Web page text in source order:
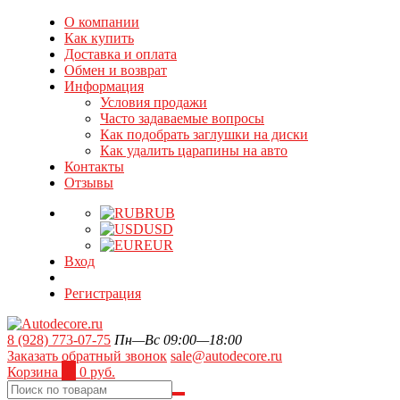
О компании
Как купить
Доставка и оплата
Обмен и возврат
Информация
Условия продажи
Часто задаваемые вопросы
Как подобрать заглушки на диски
Как удалить царапины на авто
Контакты
Отзывы
RUB
USD
EUR
Вход
Регистрация
8 (928) 773-07-75 Пн—Вс 09:00—18:00
Заказать обратный звонок sale@autodecore.ru
Корзина
0 руб.